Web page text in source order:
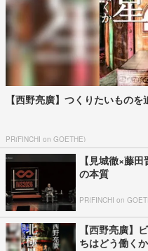
【西野亮廣】つくりたいもの
PR(FINCHI on GOETHE)
【見城徹×藤
の本質
PR(FINCHI on
【西野亮廣】
ちはどう働くか